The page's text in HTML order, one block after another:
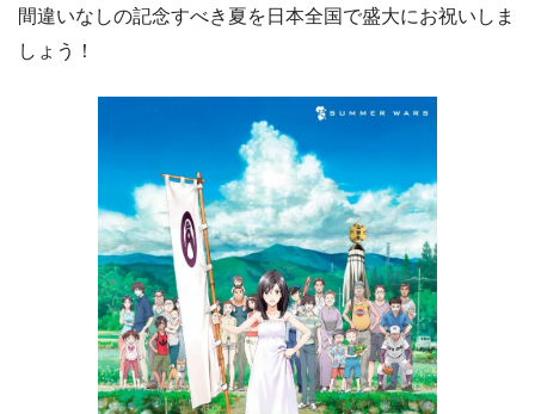
間違いなしの記念すべき夏を日本全国で盛大にお祝いしま
しょう！